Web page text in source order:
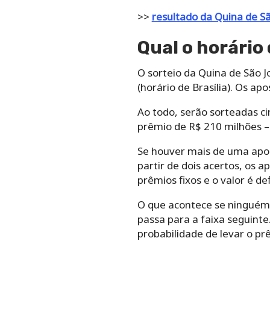
>> resultado da Quina de
Qual o horário
O sorteio da Quina de São
(horário de Brasília). Os
Ao todo, serão sorteadas
prêmio de R$ 210 milhões
Se houver mais de uma
partir de dois acertos, os
prêmios fixos e o valor é
O que acontece se
passa para a faixa
probabilidade de levar o